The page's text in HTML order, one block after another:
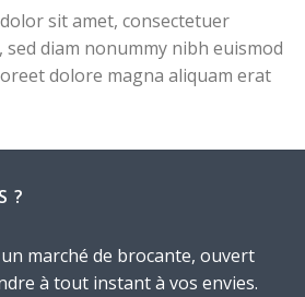
sit amet, consectetuer
sed diam nonummy nibh euismod
dolore magna aliquam erat
?
marché de brocante, ouvert
à tout instant à vos envies.